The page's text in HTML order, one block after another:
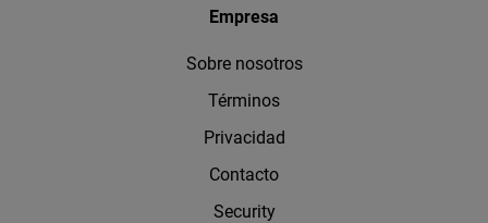
Empresa
Sobre nosotros
Términos
Privacidad
Contacto
Security